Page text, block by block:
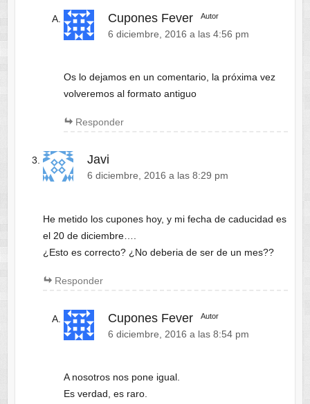
Cupones Fever Autor
6 diciembre, 2016 a las 4:56 pm
Os lo dejamos en un comentario, la próxima vez
volveremos al formato antiguo
Responder
Javi
6 diciembre, 2016 a las 8:29 pm
He metido los cupones hoy, y mi fecha de caducidad es
el 20 de diciembre….
¿Esto es correcto? ¿No deberia de ser de un mes??
Responder
Cupones Fever Autor
6 diciembre, 2016 a las 8:54 pm
A nosotros nos pone igual.
Es verdad, es raro.